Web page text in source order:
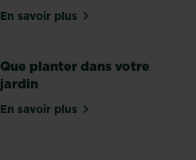
En savoir plussur Le débroussaillant
Que planter dans votre
jardin
En savoir plussur Que planter dans